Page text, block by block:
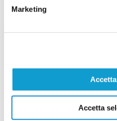
Marketing
Accetta
L'FC Osimo
e ufficializza
FC OSIMO. Ecco
L'FC Osimo aggiunge esperienza e
promozione in Prima Categoria